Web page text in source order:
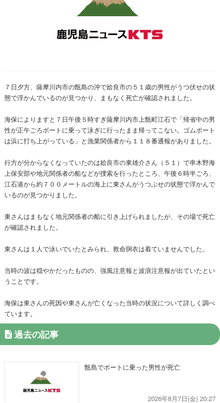
７日夕方、薩摩川内市の甑島の沖で姶良市の５１歳の男性がうつ伏せの状
態で浮かんでいるのが見つかり、まもなく死亡が確認されました。
海保によりますと７日午後５時すぎ薩摩川内市上甑町江石で「帰省中の男
性が正午ごろボートに乗って泳ぎに行ったまま帰ってこない。ゴムボート
は浜に打ち上がっている」と漁業関係者から１１８番通報がありました。
行方が分からなくなっていたのは姶良市の東雄介さん（５１）で串木野海
上保安部や地元関係者の船などが捜索を行ったところ、午後６時半ごろ、
江石港から約７００メートルの海上に東さんがうつぶせの状態で浮かんで
いるのが見つかりました。
東さんはまもなく地元関係者の船に引き上げられましたが、その場で死亡
が確認されました。
東さんは１人で泳いでいたとみられ、救命胴衣は着ていませんでした。
当時の波は穏やかだったものの、強風注意報と波浪注意報が出ていたとい
うことです。
海保は東さんの死因や東さんが亡くなった当時の状況について詳しく調べ
ています。
過去の記事
甑島でボートに乗った男性が死亡
2026年8月7日(金) 20:27